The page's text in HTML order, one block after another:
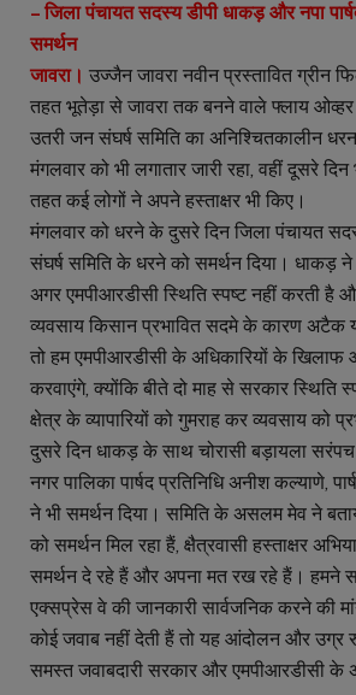
– जिला पंचायत सदस्य डीपी धाकड़ और नपा
समर्थन
जावरा। उज्जैन जावरा नवीन प्रस्तावित ग्रीन
तहत भूतेड़ा से जावरा तक बनने वाले फ्लाय
उतरी जन संघर्ष समिति का अनिश्चितकालीन
मंगलवार को भी लगातार जारी रहा, वहीं दूसरे
तहत कई लोगों ने अपने हस्ताक्षर भी किए।
मंगलवार को धरने के दुसरे दिन जिला पंचायत
संघर्ष समिति के धरने को समर्थन दिया। धाकड़ ने
अगर एमपीआरडीसी स्थिति स्पष्ट नहीं करती है
व्यवसाय किसान प्रभावित सदमे के कारण अटैक
तो हम एमपीआरडीसी के अधिकारियों के खिलाफ
करवाएंगे, क्योंकि बीते दो माह से सरकार स्थिति
क्षेत्र के व्यापारियों को गुमराह कर व्यवसाय को
दुसरे दिन धाकड़ के साथ चोरासी बड़ायला
नगर पालिका पार्षद प्रतिनिधि अनीश कल्याणे,
ने भी समर्थन दिया। समिति के असलम मेव ने
को समर्थन मिल रहा हैं, क्षैत्रवासी हस्ताक्षर
समर्थन दे रहे हैं और अपना मत रख रहे हैं। हमने
एक्सप्रेस वे की जानकारी सार्वजनिक करने की
कोई जवाब नहीं देती हैं तो यह आंदोलन और उग्र
समस्त जवाबदारी सरकार और एमपीआरडीसी के